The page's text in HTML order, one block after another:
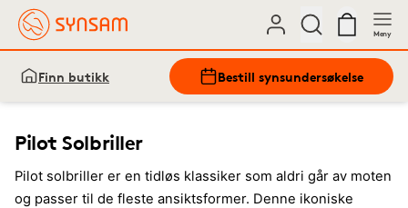
Meny
Finn butikk Bestill synsundersøkelse
Pilot Solbriller
Pilot solbriller er en tidløs klassiker som aldri går av moten
og passer til de fleste ansiktsformer. Denne ikoniske